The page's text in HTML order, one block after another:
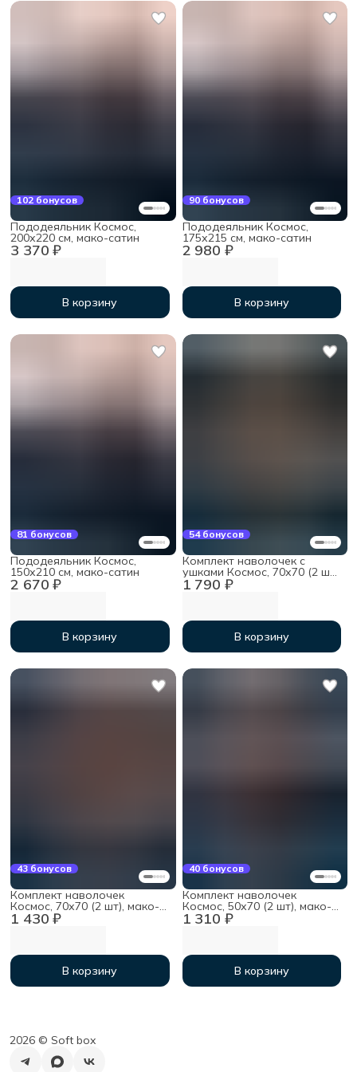
102 бонусов
3 370 ₽
Пододеяльник Космос,
200х220 см, мако-сатин
В корзину
90 бонусов
2 980 ₽
Пододеяльник Космос,
175х215 см, мако-сатин
В корзину
81 бонусов
2 670 ₽
Пододеяльник Космос,
150х210 см, мако-сатин
В корзину
54 бонусов
1 790 ₽
Комплект наволочек с
ушками Космос, 70х70 (2 шт),
мако-сатин
В корзину
43 бонусов
1 430 ₽
Комплект наволочек
Космос, 70х70 (2 шт), мако-
сатин
В корзину
40 бонусов
1 310 ₽
Комплект наволочек
Космос, 50х70 (2 шт), мако-
сатин
В корзину
2026 ©︎ Soft box